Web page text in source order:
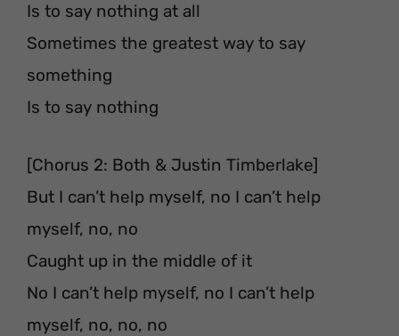
Is to say nothing at all
Sometimes the greatest way to say
something
Is to say nothing
[Chorus 2: Both & Justin Timberlake]
But I can’t help myself, no I can’t help
myself, no, no
Caught up in the middle of it
No I can’t help myself, no I can’t help
myself, no, no, no